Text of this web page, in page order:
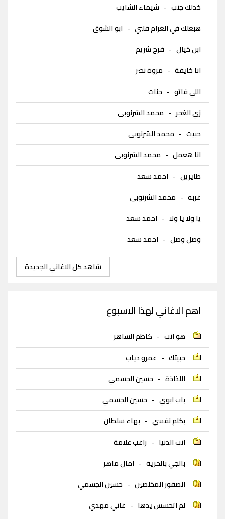
خدلك جنب - شيماء الشايب
هبعلك في الغرام قلبي - ابو الشوق
ابن خيال - فرح شريم
انا خايفة - مروة نصر
اللي فاتو - جنات
زي الغجر - محمد الشرنوبى
حبيت - محمد الشرنوبى
انا هعمل - محمد الشرنوبى
طايرين - احمد سعد
غربه - محمد الشرنوبى
يا ولا يا ولا - احمد سعد
وصل وصل - احمد سعد
شاهد كل الاغاني الجديدة
اهم الاغاني لهذا الاسبوع
هو انت - كاظم الساهر
حبيتك - عمرو دياب
اللذاذة - حسين الجسمي
باب ابوي - حسين الجسمي
بكلم نفسي - بهاء سلطان
انت الدنيا - راغب علامة
بالجي بالحرية - امال ماهر
الصقور المخلصين - حسين الجسمي
لم اتحسس يدها - غاني مهدي